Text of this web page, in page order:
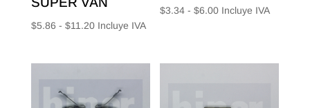
$5.86 - $11.20Rango
precios:
$5.86
Incluye IVA
$3.34 - $6.00Rango
desde
Incluye IVA